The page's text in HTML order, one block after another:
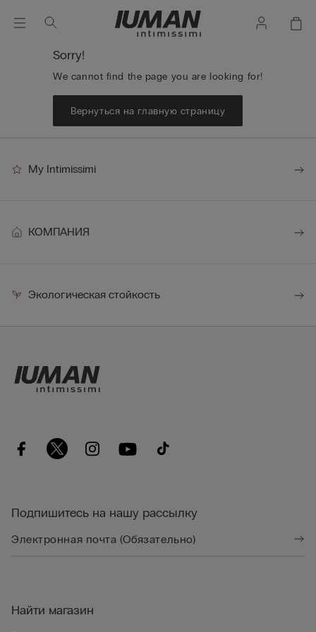
Sorry!
We cannot find the page you are looking for!
Вернуться на главную страницу
My Intimissimi
КОМПАНИЯ
Экологическая стойкость
Подпишитесь на нашу рассылку
Найти магазин